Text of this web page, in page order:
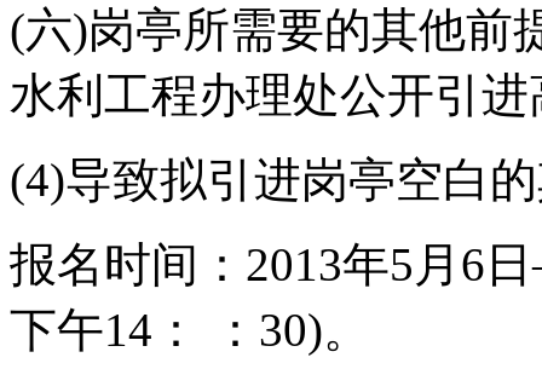
(六)岗亭所需要的其他前
水利工程办理处公开引
(4)导致拟引进岗亭空白
报名时间：2013年5月6
下午14： ：30)。